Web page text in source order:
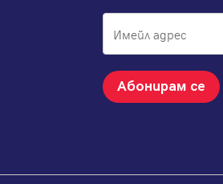
Абонирам се